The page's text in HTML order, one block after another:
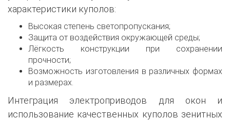
характеристики куполов:
Высокая степень светопропускания;
Защита от воздействия окружающей среды;
Лёгкость конструкции при сохранении
прочности;
Возможность изготовления в различных формах
и размерах.
Интеграция электроприводов для окон и
использование качественных куполов зенитных